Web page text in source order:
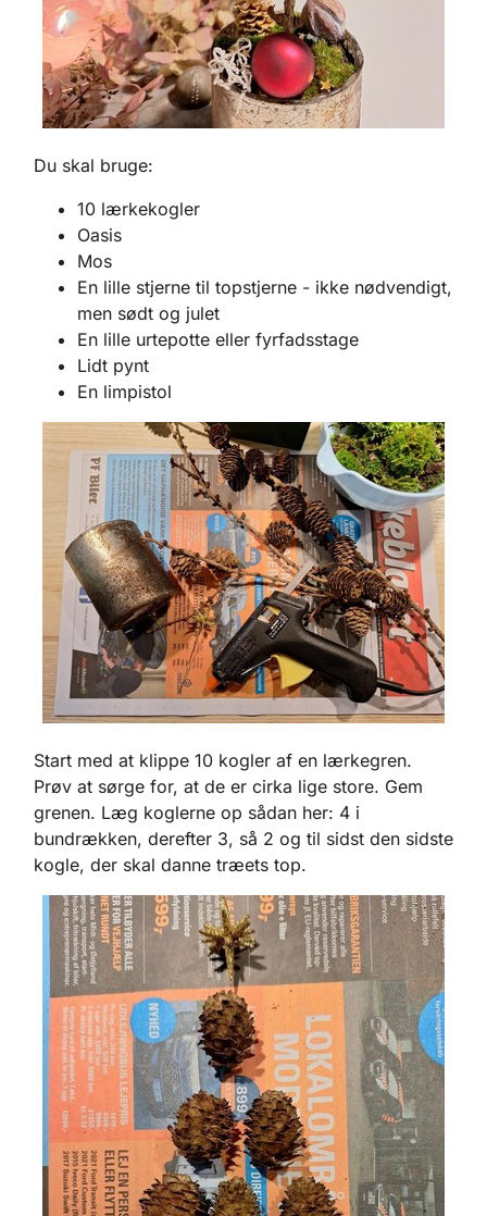
Du skal bruge:
10 lærkekogler
Oasis
Mos
En lille stjerne til topstjerne - ikke nødvendigt,
men sødt og julet
En lille urtepotte eller fyrfadsstage
Lidt pynt
En limpistol
Start med at klippe 10 kogler af en lærkegren.
Prøv at sørge for, at de er cirka lige store. Gem
grenen. Læg koglerne op sådan her: 4 i
bundrækken, derefter 3, så 2 og til sidst den sidste
kogle, der skal danne træets top.